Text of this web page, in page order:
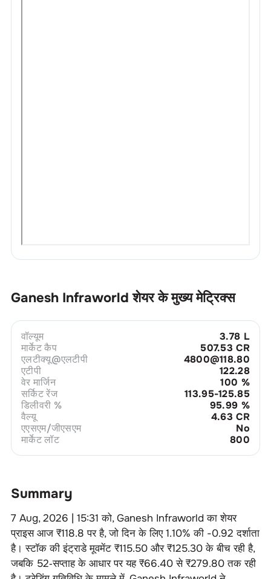
Ganesh Infraworld शेयर के मुख्य मेट्रिक्स
वॉल्यूम
3.78 L
मार्केट कैप
507.53 CR
एलटीक्यू@एलटीपी
4800@118.80
एटीपी
122.28
वेर मार्जिन
100 %
सर्किट रेंज
113.95-125.85
डिलीवरी %
95.99 %
वैल्यू
4.63 CR
एएसएम/जीएसएम
No
मार्केट लॉट
800
Summary
7 Aug, 2026 | 15:31 को, Ganesh Infraworldका शेयर
प्राइस आज ₹118.8 पर है, जो दिन के लिए 1.10% की -0.92 दर्शाता
है। स्टॉक की इंट्राडे मूवमेंट ₹115.50 और ₹125.30 के बीच रही है,
जबकि 52‑सप्ताह के आधार पर यह ₹66.40 से ₹279.80 तक रही